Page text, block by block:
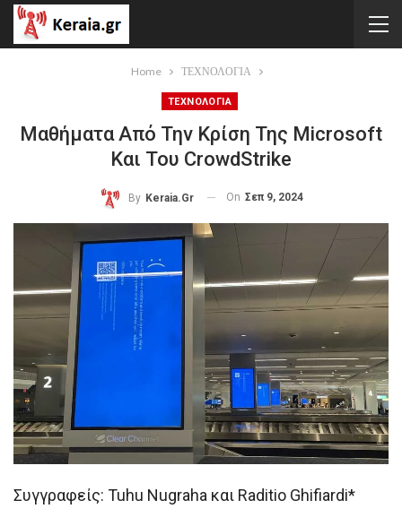
Home ΤΕΧΝΟΛΟΓΙΑ
ΤΕΧΝΟΛΟΓΙΑ
Μαθήματα Από Την Κρίση Της Microsoft
Και Του CrowdStrike
By Keraia.gr On Σεπ 9, 2024
Συγγραφείς: Tuhu Nugraha και Raditio Ghifiardi*